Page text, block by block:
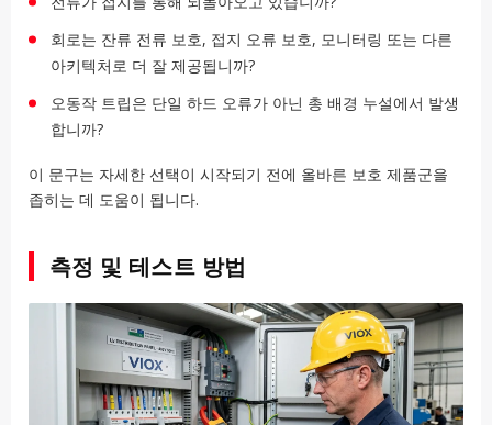
회로는 잔류 전류 보호, 접지 오류 보호, 모니터링 또는 다른
아키텍처로 더 잘 제공됩니까?
오동작 트립은 단일 하드 오류가 아닌 총 배경 누설에서 발생
합니까?
이 문구는 자세한 선택이 시작되기 전에 올바른 보호 제품군을
좁히는 데 도움이 됩니다.
측정 및 테스트 방법